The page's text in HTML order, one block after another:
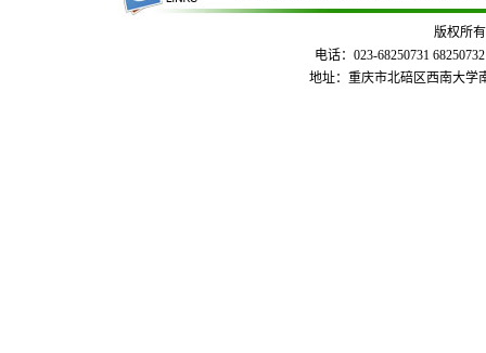
版权所
电话：023-68250731
地址：重庆市北碚区西南大学